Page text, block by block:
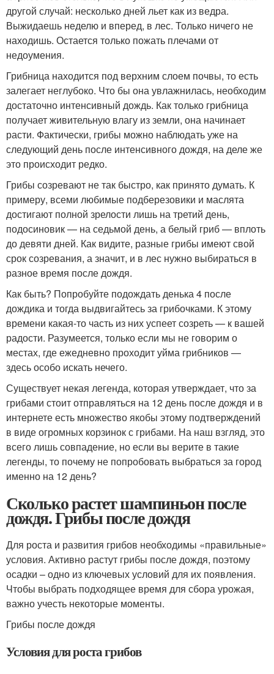
другой случай: несколько дней льет как из ведра.
Выжидаешь неделю и вперед, в лес. Только ничего не
находишь. Остается только пожать плечами от
недоумения.
Грибница находится под верхним слоем почвы, то есть
залегает неглубоко. Что бы она увлажнилась, необходим
достаточно интенсивный дождь. Как только грибница
получает живительную влагу из земли, она начинает
расти. Фактически, грибы можно наблюдать уже на
следующий день после интенсивного дождя, на деле же
это происходит редко.
Грибы созревают не так быстро, как принято думать. К
примеру, всеми любимые подберезовики и маслята
достигают полной зрелости лишь на третий день,
подосиновик — на седьмой день, а белый гриб — вплоть
до девяти дней. Как видите, разные грибы имеют свой
срок созревания, а значит, и в лес нужно выбираться в
разное время после дождя.
Как быть? Попробуйте подождать денька 4 после
дождика и тогда выдвигайтесь за грибочками. К этому
времени какая-то часть из них успеет созреть — к вашей
радости. Разумеется, только если мы не говорим о
местах, где ежедневно проходит уйма грибников —
здесь особо искать нечего.
Существует некая легенда, которая утверждает, что за
грибами стоит отправляться на 12 день после дождя и в
интернете есть множество якобы этому подтверждений
в виде огромных корзинок с грибами. На наш взгляд, это
всего лишь совпадение, но если вы верите в такие
легенды, то почему не попробовать выбраться за город
именно на 12 день?
Сколько растет шампиньон после
дождя. Грибы после дождя
Для роста и развития грибов необходимы «правильные»
условия. Активно растут грибы после дождя, поэтому
осадки – одно из ключевых условий для их появления.
Чтобы выбрать подходящее время для сбора урожая,
важно учесть некоторые моменты.
Грибы после дождя
Условия для роста грибов